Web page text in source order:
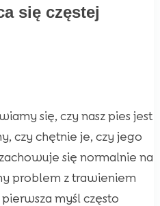
się częstej
się, czy nasz pies jest
czy chętnie je, czy jego
się normalnie na
problem z trawieniem
myśl często